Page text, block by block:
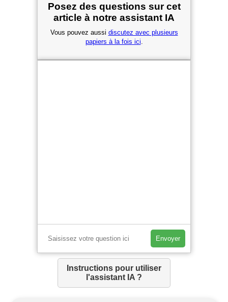
Posez des questions sur cet
article à notre assistant IA
Vous pouvez aussi discutez avec plusieurs
papiers à la fois ici.
Envoyer
Instructions pour utiliser
l'assistant IA ?